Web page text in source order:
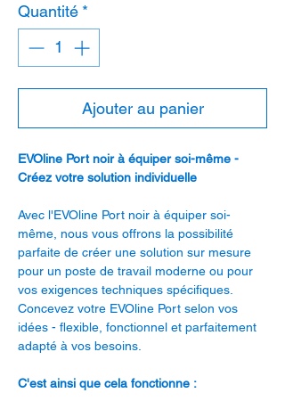
Quantité *
Ajouter au panier
EVOline Port noir à équiper soi-même -
Créez votre solution individuelle
Avec l'EVOline Port noir à équiper soi-
même, nous vous offrons la possibilité
parfaite de créer une solution sur mesure
pour un poste de travail moderne ou pour
vos exigences techniques spécifiques.
Concevez votre EVOline Port selon vos
idées - flexible, fonctionnel et parfaitement
adapté à vos besoins.
C'est ainsi que cela fonctionne :